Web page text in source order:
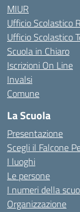
MIUR
Ufficio Scolastico
Ufficio Scolastico
Scuola in Chiaro
Iscrizioni On Line
Invalsi
Comune
La Scuola
Presentazione
Scegli il Falcone
I luoghi
Le persone
I numeri della
Organizzazione